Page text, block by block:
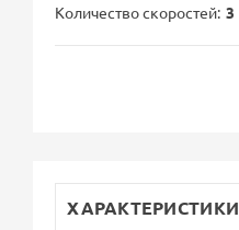
Количество скоростей 3
ХАРАКТЕРИСТИКИ